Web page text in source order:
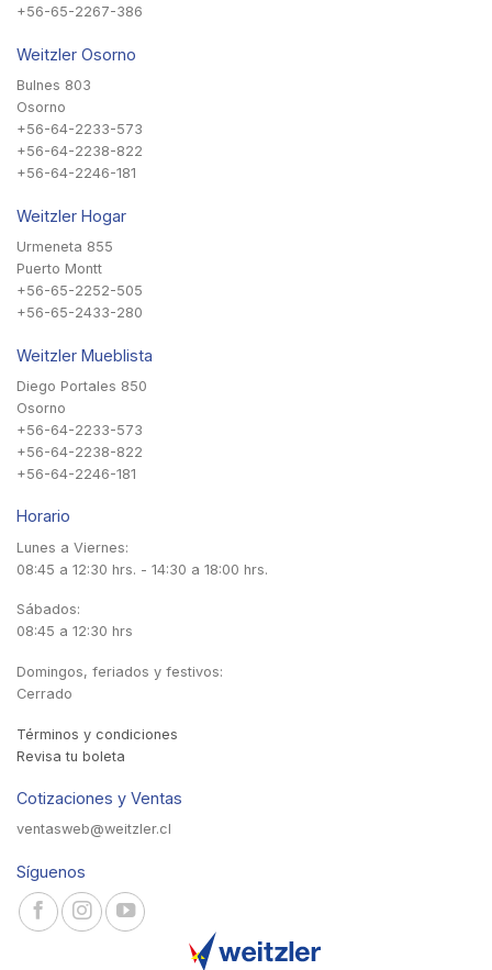
+56-65-2267-386
Weitzler Osorno
Bulnes 803
Osorno
+56-64-2233-573
+56-64-2238-822
+56-64-2246-181
Weitzler Hogar
Urmeneta 855
Puerto Montt
+56-65-2252-505
+56-65-2433-280
Weitzler Mueblista
Diego Portales 850
Osorno
+56-64-2233-573
+56-64-2238-822
+56-64-2246-181
Horario
Lunes a Viernes:
08:45 a 12:30 hrs. - 14:30 a 18:00 hrs.
Sábados:
08:45 a 12:30 hrs
Domingos, feriados y festivos:
Cerrado
Términos y condiciones
Revisa tu boleta
Cotizaciones y Ventas
ventasweb@weitzler.cl
Síguenos